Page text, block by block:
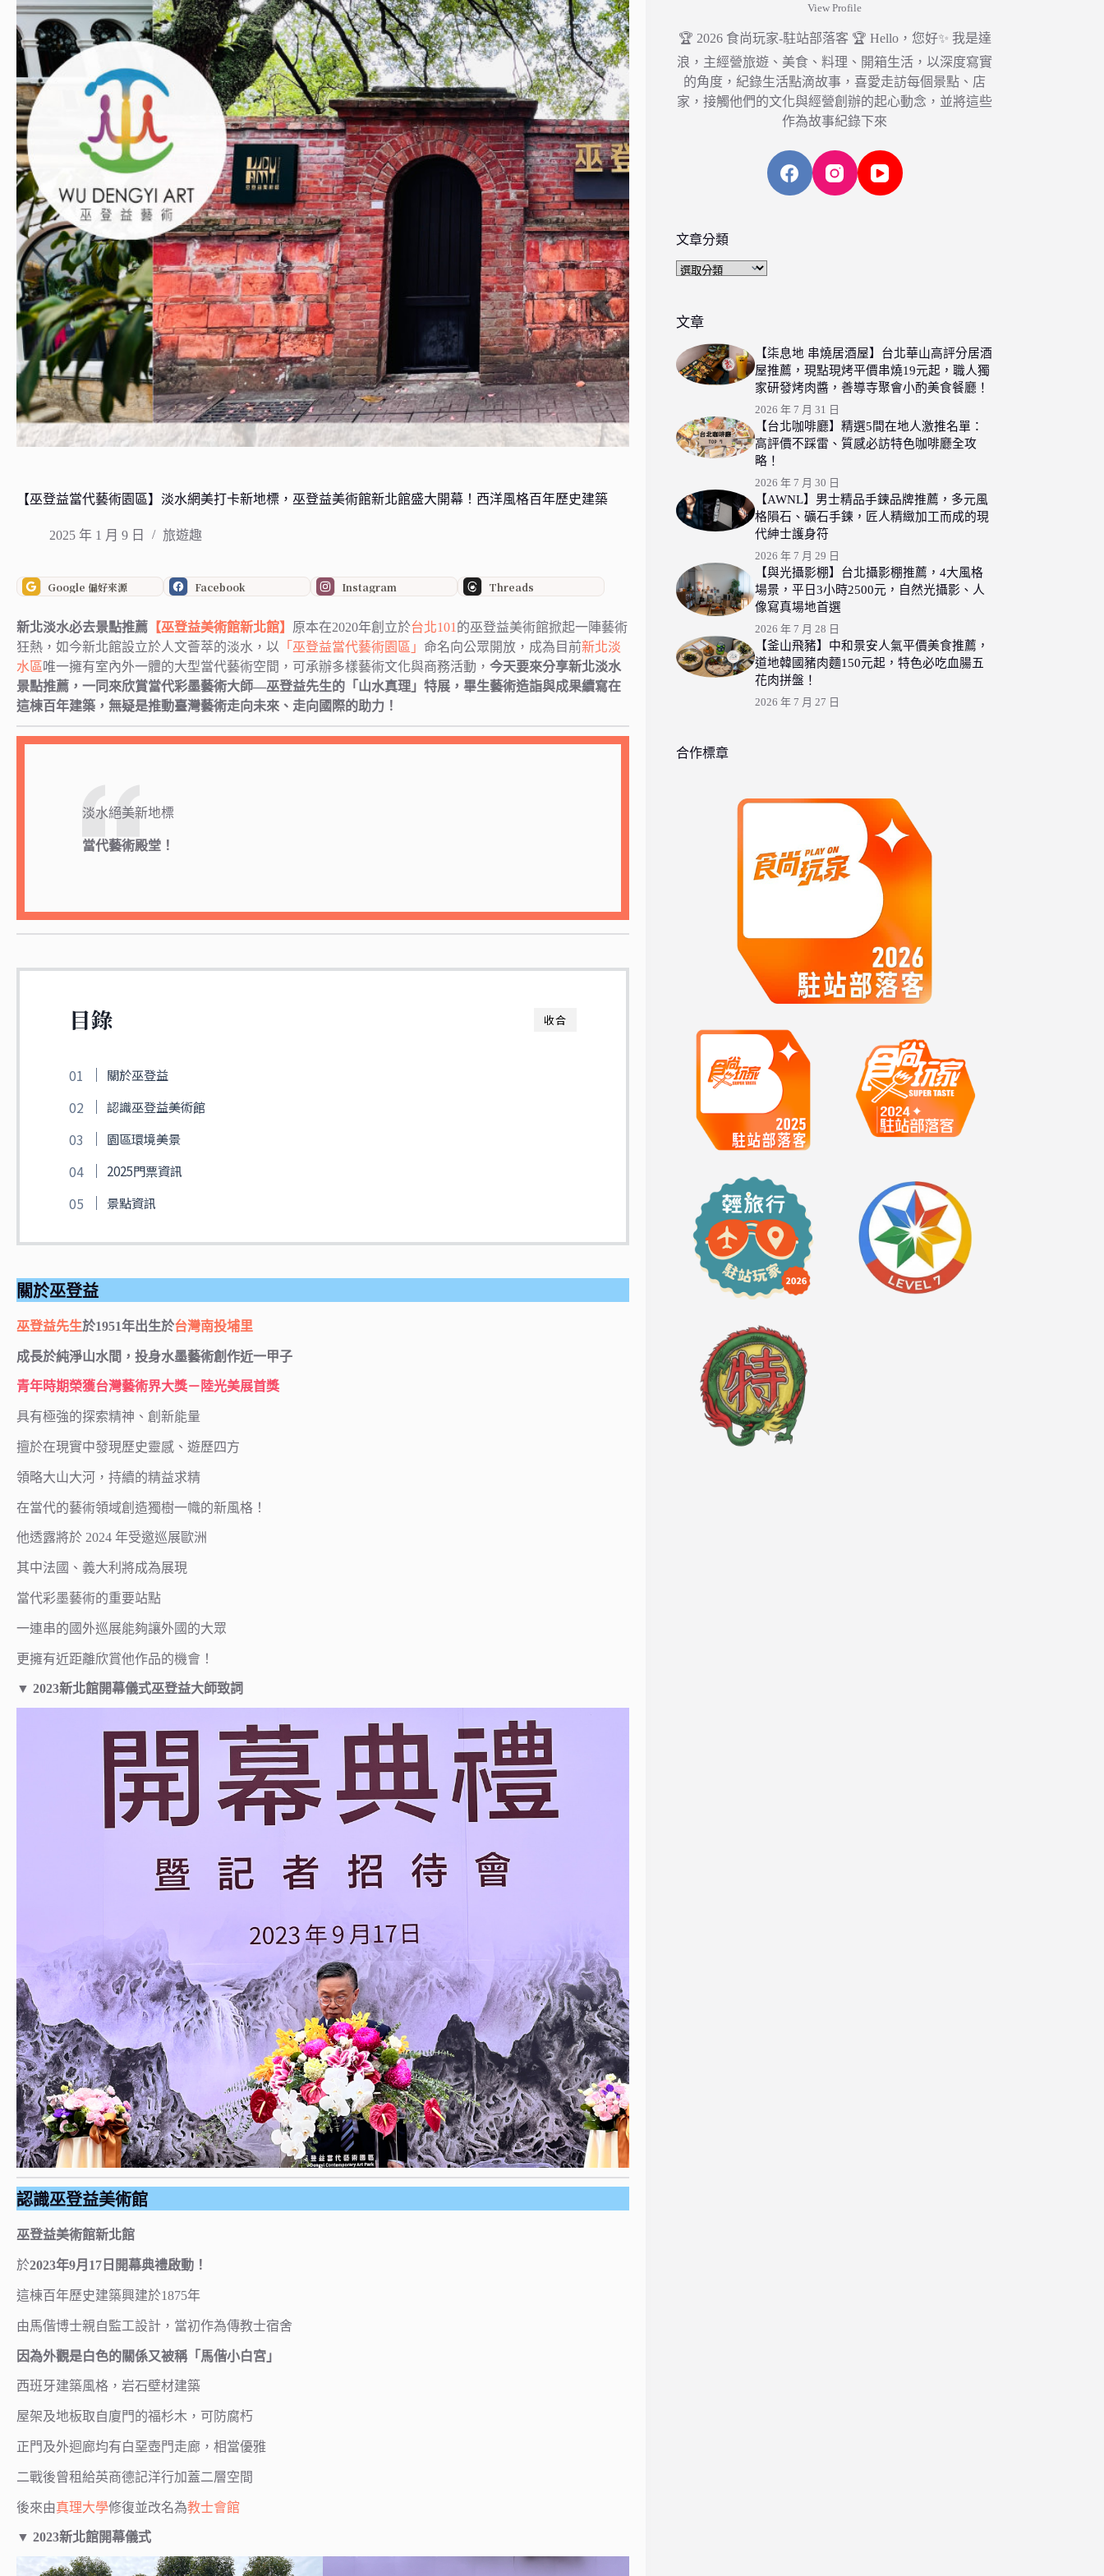
【巫登益當代藝術園區】淡水網美打卡新地標，巫登益美術館新北館盛大開幕！西洋風格百年歷史建築
2025 年 1 月 9 日 旅遊趣
Google 偏好來源 Facebook Instagram Threads
新北淡水必去景點推薦 【巫登益美術館新北館】 原本在2020年創立於台北101 的巫登益美術館掀起一陣藝術
狂熱，如今新北館設立於人文薈萃的淡水，以 「巫登益當代藝術園區」 命名向公眾開放，成為目前新北淡
水區 唯一擁有室內外一體的大型當代藝術空間，可承辦多樣藝術文化與商務活動， 今天要來分享新北淡水
景點推薦，一同來欣賞當代彩墨藝術大師—巫登益先生的「山水真理」特展，畢生藝術造詣與成果續寫在
這棟百年建築，無疑是推動臺灣藝術走向未來、走向國際的助力！
淡水絕美新地標
當代藝術殿堂！
收合
目錄
關於巫登益
認識巫登益美術館
園區環境美景
2025門票資訊
景點資訊
關於巫登益
巫登益先生於1951年出生於台灣南投埔里
成長於純淨山水間，投身水墨藝術創作近一甲子
青年時期榮獲台灣藝術界大獎－陸光美展首獎
具有極強的探索精神、創新能量
擅於在現實中發現歷史靈感、遊歷四方
領略大山大河，持續的精益求精
在當代的藝術領域創造獨樹一幟的新風格！
他透露將於 2024 年受邀巡展歐洲
其中法國、義大利將成為展現
當代彩墨藝術的重要站點
一連串的國外巡展能夠讓外國的大眾
更擁有近距離欣賞他作品的機會！
▼ 2023新北館開幕儀式巫登益大師致詞
認識巫登益美術館
巫登益美術館新北館
於2023年9月17日開幕典禮啟動！
這棟百年歷史建築興建於1875年
由馬偕博士親自監工設計，當初作為傳教士宿舍
因為外觀是白色的關係又被稱「馬偕小白宮」
⻄班牙建築風格，岩石壁材建築
屋架及地板取自廈門的福杉木，可防腐朽
正門及外迴廊均有白堊壺門走廊，相當優雅
二戰後曾租給英商德記洋行加蓋二層空間
後來由真理大學修復並改名為教士會館
▼ 2023新北館開幕儀式
View Profile
🏆 2026 食尚玩家-駐站部落客 🏆 Hello，您好✨ 我是達
浪，主經營旅遊、美食、料理、開箱生活，以深度寫實
的角度，紀錄生活點滴故事，喜愛走訪每個景點、店
家，接觸他們的文化與經營創辦的起心動念，並將這些
作為故事紀錄下來
文章分類
文
類
文章
【柒息地 串燒居酒屋】台北華山高評分居酒
屋推薦，現點現烤平價串燒19元起，職人獨
家研發烤肉醬，善導寺聚會小酌美食餐廳！
2026 年 7 月 31 日
【台北咖啡廳】精選5間在地人激推名單：
高評價不踩雷、質感必訪特色咖啡廳全攻
略！
2026 年 7 月 30 日
【AWNL】男士精品手鍊品牌推薦，多元風
格隕石、礦石手鍊，匠人精緻加工而成的現
代紳士護身符
2026 年 7 月 29 日
【與光攝影棚】台北攝影棚推薦，4大風格
場景，平日3小時2500元，自然光攝影、人
像寫真場地首選
2026 年 7 月 28 日
【釜山飛豬】中和景安人氣平價美食推薦，
道地韓國豬肉麵150元起，特色必吃血腸五
花肉拼盤！
2026 年 7 月 27 日
合作標章